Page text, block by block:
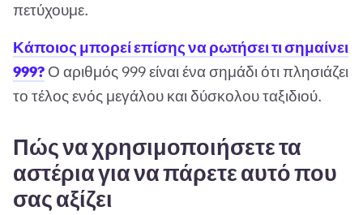
πετύχουμε.
Κάποιος μπορεί επίσης να ρωτήσει τι σημαίνει
999? Ο αριθμός 999 είναι ένα σημάδι ότι πλησιάζει
το τέλος ενός μεγάλου και δύσκολου ταξιδιού.
Πώς να χρησιμοποιήσετε τα
αστέρια για να πάρετε αυτό που
σας αξίζει